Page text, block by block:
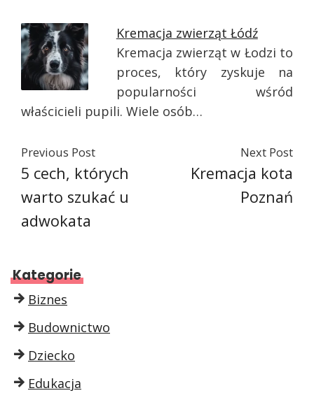
Kremacja zwierząt Łódź
Kremacja zwierząt w Łodzi to
proces, który zyskuje na
popularności wśród
właścicieli pupili. Wiele osób…
Previous Post
5 cech, których
warto szukać u
adwokata
Next Post
Kremacja kota
Poznań
Kategorie
Biznes
Budownictwo
Dziecko
Edukacja